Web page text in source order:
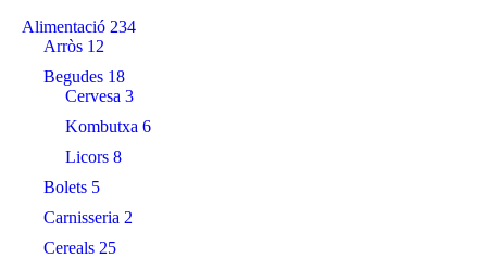
Alimentació 234
Arròs 12
Begudes 18
Cervesa 3
Kombutxa 6
Licors 8
Bolets 5
Carnisseria 2
Cereals 25